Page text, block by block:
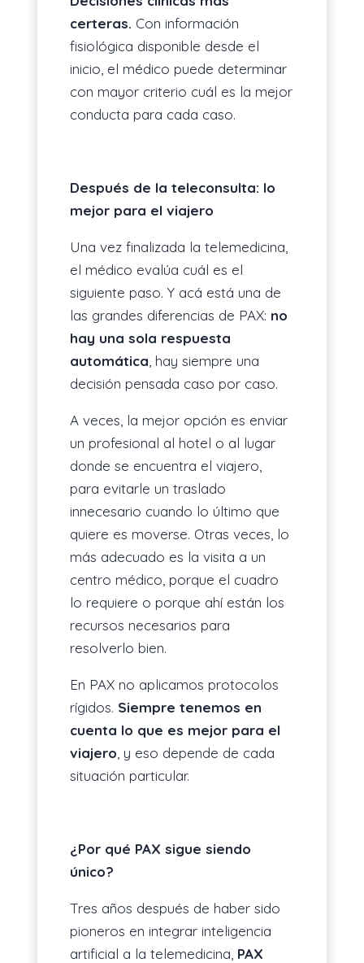
certeras. Con información
fisiológica disponible desde el
inicio, el médico puede determinar
con mayor criterio cuál es la mejor
conducta para cada caso.
Después de la teleconsulta: lo
mejor para el viajero
Una vez finalizada la telemedicina,
el médico evalúa cuál es el
siguiente paso. Y acá está una de
las grandes diferencias de PAX: no
hay una sola respuesta
automática , hay siempre una
decisión pensada caso por caso.
A veces, la mejor opción es enviar
un profesional al hotel o al lugar
donde se encuentra el viajero,
para evitarle un traslado
innecesario cuando lo último que
quiere es moverse. Otras veces, lo
más adecuado es la visita a un
centro médico, porque el cuadro
lo requiere o porque ahí están los
recursos necesarios para
resolverlo bien.
En PAX no aplicamos protocolos
rígidos. Siempre tenemos en
cuenta lo que es mejor para el
viajero , y eso depende de cada
situación particular.
¿Por qué PAX sigue siendo
único?
Tres años después de haber sido
pioneros en integrar inteligencia
artificial a la telemedicina, PAX